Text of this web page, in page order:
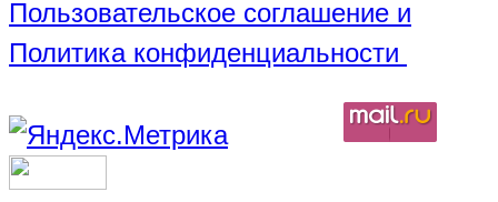
Пользовательское соглашение и
Политика конфиденциальности